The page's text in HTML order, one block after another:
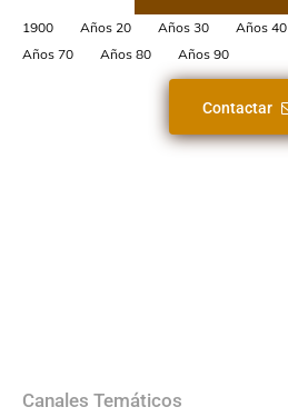
1900 Años 20 Años 30 Años 40
Años 70
Años 80 Años 90
Contactar
Canales Temáticos